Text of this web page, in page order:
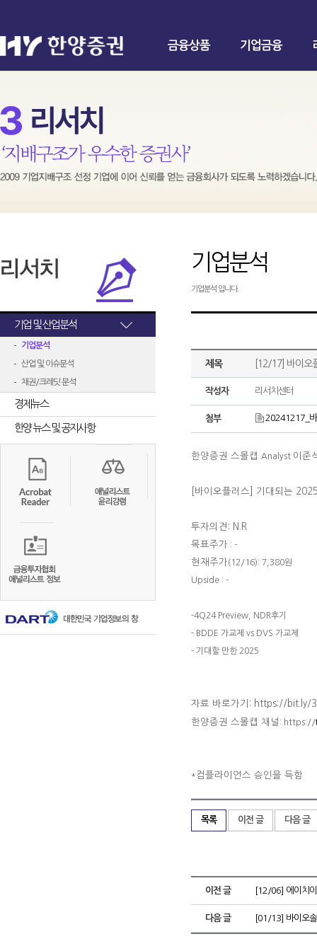
금융상품 기업금융
기업 및 산업분석
기업분석
산업 및 이슈분석
채권/크레딧 분석
경제뉴스
한양 뉴스 및 공지사항
기업분석
기업분석 입니다.
제목 [12/17] 바이오
작성자 리서치센터
첨부 20241217_
한양증권 스몰캡 Analyst 이준
[바이오플러스] 기대되는
투자의견: N.R
목표주가 : -
현재주가(12/16): 7,380원
Upside : -
-4Q24 Preview, NDR후기
- BDDE 가교제 vs DVS 가교제
- 기대할 만한 2025
자료 바로가기: https://bit.ly/
한양증권 스몰캡 채널 : https://
*컴플라이언스 승인을 득함
목록 이전 글 다음 글
이전 글 [12/06] 에이치
다음 글 [01/13] 바이오